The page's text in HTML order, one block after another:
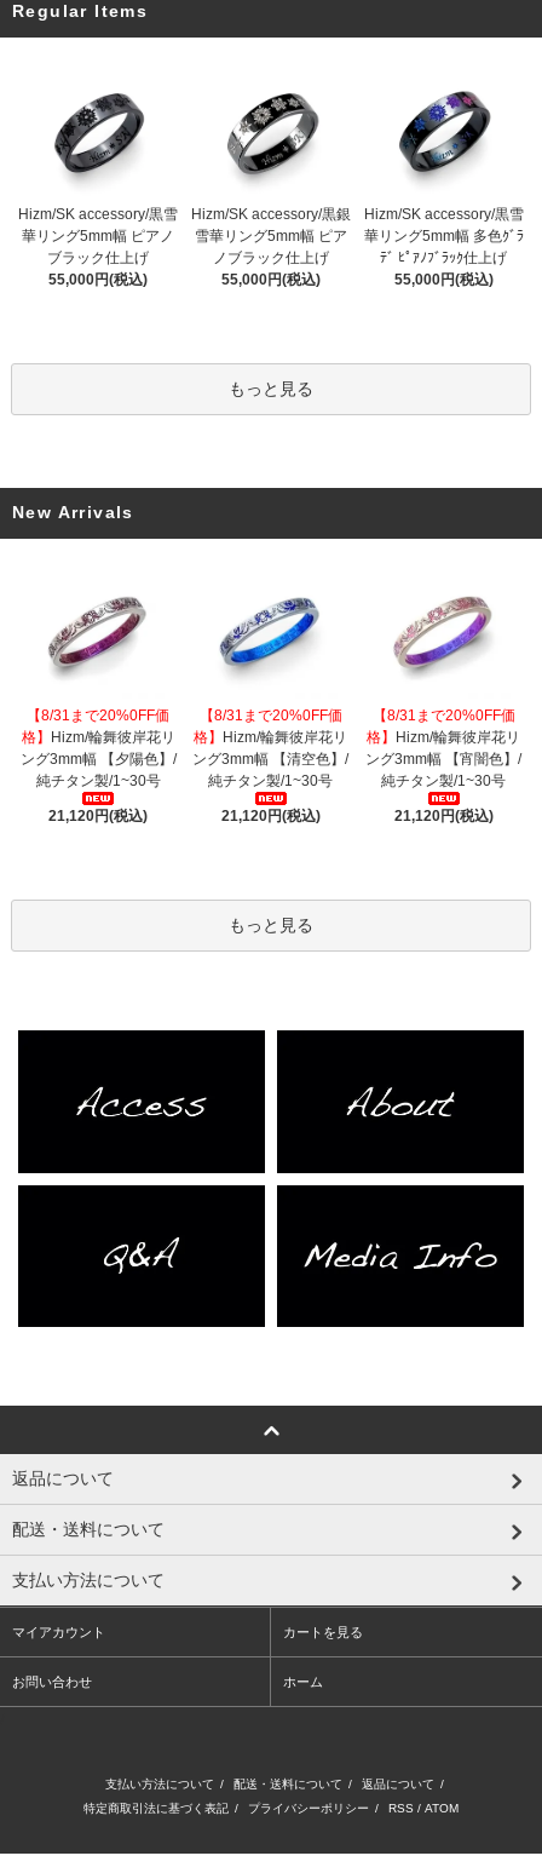
Regular Items
Hizm/SK accessory/黒雪
華リング5mm幅 ピアノ
ブラック仕上げ
55,000円(税込)
Hizm/SK accessory/黒銀
雪華リング5mm幅 ピア
ノブラック仕上げ
55,000円(税込)
Hizm/SK accessory/黒雪
華リング5mm幅 多色ｸﾞﾗ
ﾃﾞ ﾋﾟｱﾉﾌﾞﾗｯｸ仕上げ
55,000円(税込)
もっと見る
New Arrivals
【8/31まで20%0FF価
格】
Hizm/輪舞彼岸花リ
ング3mm幅 【夕陽色】/
純チタン製/1~30号
21,120円(税込)
【8/31まで20%0FF価
格】
Hizm/輪舞彼岸花リ
ング3mm幅 【清空色】/
純チタン製/1~30号
21,120円(税込)
【8/31まで20%0FF価
格】
Hizm/輪舞彼岸花リ
ング3mm幅 【宵闇色】/
純チタン製/1~30号
21,120円(税込)
もっと見る
返品について
配送・送料について
支払い方法について
マイアカウント カートを見る
お問い合わせ ホーム
支払い方法について / 配送・送料について / 返品について /
特定商取引法に基づく表記 / プライバシーポリシー / RSS / ATOM